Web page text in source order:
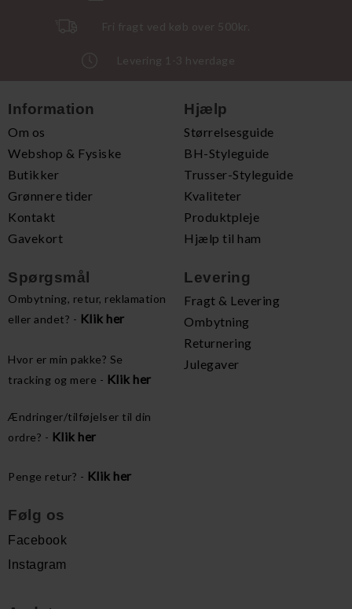
Fri fragt ved køb over 500kr.
Levering 1-3 hverdage
Information
Om os
Webshop & Fysiske
Butikker
Grønnere tider
Kontakt
Gavekort
Hjælp
Størrelsesguide
BH-Styleguide
Trusser-Styleguide
Kvaliteter
Produktpleje
Hjælp til ham
Spørgsmål
Ombytning, retur, reklamation
eller andet? - Klik her
Hvor er min pakke? Se
tracking og mere - Klik her
Ændringer/tilføjelser til din
ordre? - Klik her
Penge retur? - Klik her
Levering
Fragt & Levering
Ombytning
Returnering
Julegaver
Følg os
Facebook
Instagram